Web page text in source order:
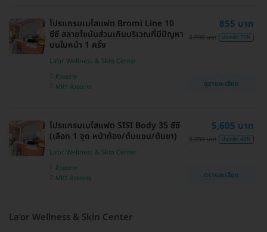
La’or Wellness & Skin Center
โปรแกรมเมโสแฟต Bromi Line 10
ซีซี สลายไขมันส่วนเกินบริเวณที่มีปัญหา
บนใบหน้า 1 ครั้ง
La’or Wellness & Skin Center
ห้วยขวาง
MRT ห้วยขวาง
855 บาท
2,900 บาท ประหยัด 71%
ดูรายละเอียด
โปรแกรมเมโสแฟต SISI Body 35 ซีซี
(เลือก 1 จุด หน้าท้อง/ต้นแขน/ต้นขา)
La’or Wellness & Skin Center
ห้วยขวาง
MRT ห้วยขวาง
5,605 บาท
9,900 บาท ประหยัด 43%
ดูรายละเอียด